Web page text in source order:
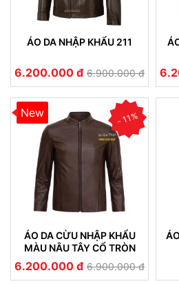
ÁO DA NHẬP KHẨU 211
6.200.000 đ 6.900.000 đ
New - 11%
ÁO DA CỪU NHẬP KHẨU
MÀU NÂU TÂY CỔ TRÒN
212
6.200.000 đ 6.900.000 đ